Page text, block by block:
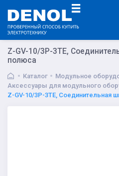
Z-GV-10/3P-3TE,
полюса
Каталог
Модульное
Аксессуары для модульного
Z-GV-10/3P-3TE, Соединительная